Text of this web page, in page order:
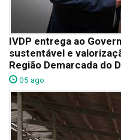
IVDP entrega ao
sustentável e
Região Demarcada do
05 ago